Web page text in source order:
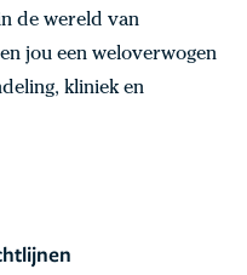
de wereld van
jou een weloverwogen
kliniek en